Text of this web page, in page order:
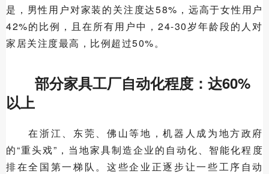
是，男性用户对家装的关注度达58%，远高于女性用户
42%的比例，且在所有用户中，24-30岁年龄段的人对
家居关注度最高，比例超过50%。
部分家具工厂自动化程度：达60%
以上
在浙江、东莞、佛山等地，机器人成为地方政府
的“重头戏”，当地家具制造企业的自动化、智能化程度
排在全国第一梯队。这些企业正逐步让一些工序自动